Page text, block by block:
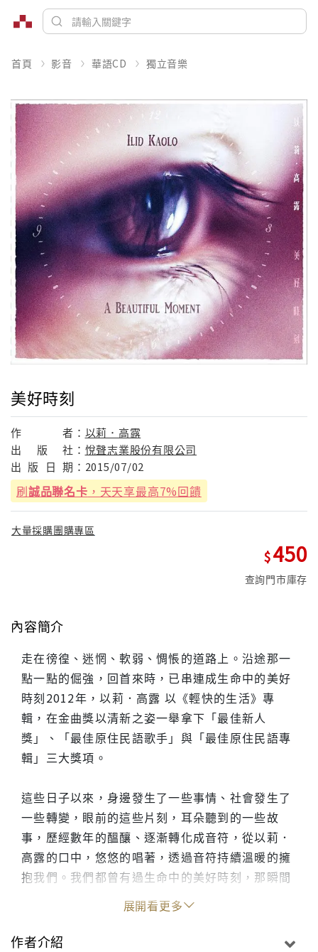
首頁 影音 華語CD 獨立音樂
美好時刻
作 者： 以莉．高露
出
版 社： 悅聲志業股份有限公司
出 版 日 期： 2015/07/02
刷誠品聯名卡 ，天天享最高7%回饋
大量採購團購專區
450
查詢門市庫存
內容簡介
走在徬徨、迷惘、軟弱、惆悵的道路上。沿途那一
點一點的倔強，回首來時，已串連成生命中的美好
時刻2012年，以莉．高露 以《輕快的生活》專
輯，在金曲獎以清新之姿一舉拿下「最佳新人
獎」、「最佳原住民語歌手」與「最佳原住民語專
輯」三大獎項。
這些日子以來，身邊發生了一些事情、社會發生了
一些轉變，眼前的這些片刻，耳朵聽到的一些故
事，歷經數年的醞釀、逐漸轉化成音符，從以莉．
高露的口中，悠悠的唱著，透過音符持續溫暖的擁
抱我們。我們都曾有過生命中的美好時刻，那瞬間
的記憶，期盼透過這張專輯《美好時刻》再度被喚
展開看更多
作者介紹